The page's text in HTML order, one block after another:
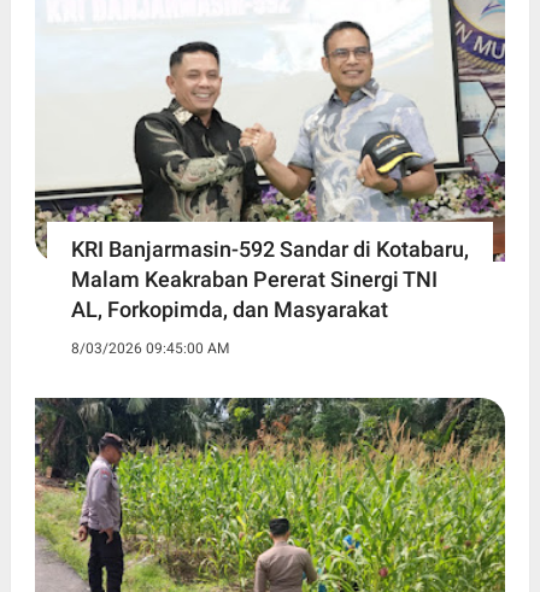
KRI Banjarmasin-592 Sandar di Kotabaru,
Malam Keakraban Pererat Sinergi TNI
AL, Forkopimda, dan Masyarakat
8/03/2026 09:45:00 AM